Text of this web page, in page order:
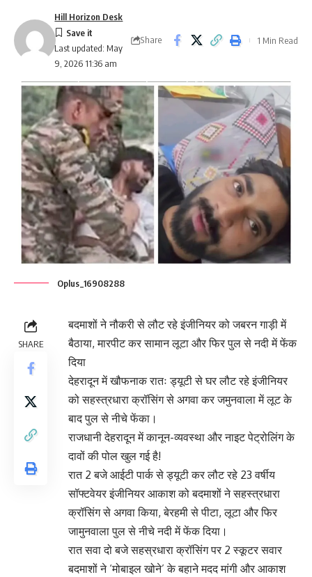
Last updated: May
9, 2026 11:36 am
Hill Horizon Desk
Share 1 Min Read
Oplus_16908288
SHARE
बदमाशों ने नौकरी से लौट रहे इंजीनियर को जबरन गाड़ी में
बैठाया, मारपीट कर सामान लूटा और फिर पुल से नदी में फेंक
दिया
देहरादून में खौफनाक रातः ड्यूटी से घर लौट रहे इंजीनियर
को सहस्त्रधारा क्रॉसिंग से अगवा कर जमुनवाला में लूट के
बाद पुल से नीचे फेंका।
राजधानी देहरादून में कानून-व्यवस्था और नाइट पेट्रोलिंग के
दावों की पोल खुल गई है!
रात 2 बजे आईटी पार्क से ड्यूटी कर लौट रहे 23 वर्षीय
सॉफ्टवेयर इंजीनियर आकाश को बदमाशों ने सहस्त्रधारा
क्रॉसिंग से अगवा किया, बेरहमी से पीटा, लूटा और फिर
जामुनवाला पुल से नीचे नदी में फेंक दिया।
रात सवा दो बजे सहस्रधारा क्रॉसिंग पर 2 स्कूटर सवार
बदमाशों ने ‘मोबाइल खोने’ के बहाने मदद मांगी और आकाश